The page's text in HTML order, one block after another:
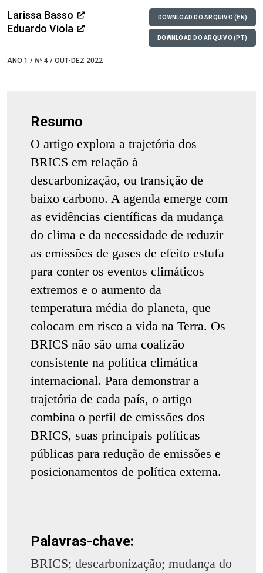
Larissa Basso
Eduardo Viola
ANO 1 / Nº 4 / OUT-DEZ 2022
DOWNLOAD DO ARQUIVO (EN)
DOWNLOAD DO ARQUIVO (PT)
Resumo
O artigo explora a trajetória dos
BRICS em relação à
descarbonização, ou transição de
baixo carbono. A agenda emerge com
as evidências científicas da mudança
do clima e da necessidade de reduzir
as emissões de gases de efeito estufa
para conter os eventos climáticos
extremos e o aumento da
temperatura média do planeta, que
colocam em risco a vida na Terra. Os
BRICS não são uma coalizão
consistente na política climática
internacional. Para demonstrar a
trajetória de cada país, o artigo
combina o perfil de emissões dos
BRICS, suas principais políticas
públicas para redução de emissões e
posicionamentos de política externa.
Palavras-chave:
BRICS; descarbonização; mudança do